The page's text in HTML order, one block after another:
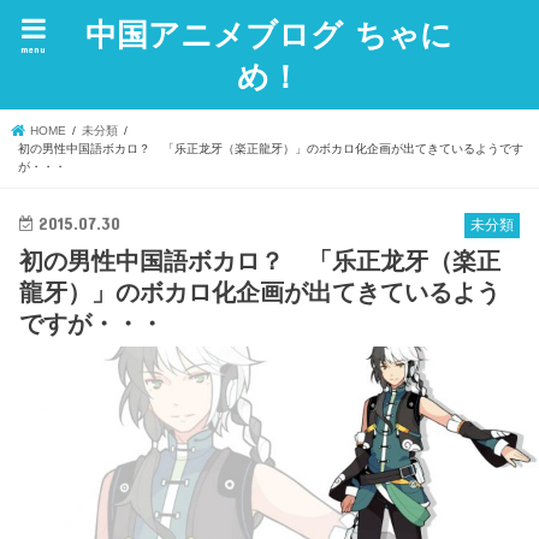
中国アニメブログ ちゃに
め！
menu
HOME
未分類
初の男性中国語ボカロ？ 「乐正龙牙（楽正龍牙）」のボカロ化企画が出てきているようです
が・・・
未分類
2015.07.30
初の男性中国語ボカロ？ 「乐正龙牙（楽正
龍牙）」のボカロ化企画が出てきているよう
ですが・・・